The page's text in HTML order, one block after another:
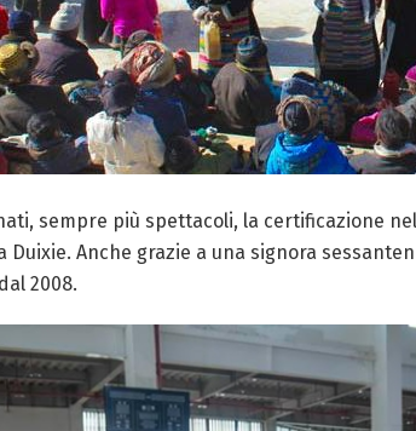
sempre più spettacoli, la certificazione
Duixie. Anche grazie a una signora
2008.